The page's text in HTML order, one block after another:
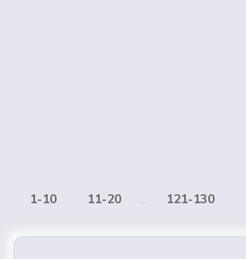
1-10 11-20 ... 121-130